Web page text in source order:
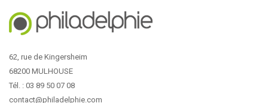
62, rue de Kingersheim
68200 MULHOUSE
Tél. : 03 89 50 07 08
contact@philadelphie.com